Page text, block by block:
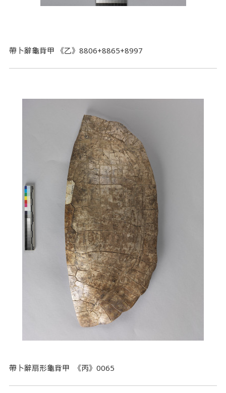
帶卜辭龜背甲 《乙》8806+8865+8997
帶卜辭扇形龜背甲 《丙》0065